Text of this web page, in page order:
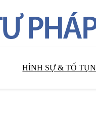
HÌNH SỰ & TỐ